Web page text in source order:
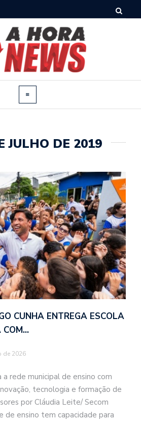
JULHO DE 2019
CUNHA ENTREGA ESCOLA
COM…
de 2026
a rede municipal de ensino com
tecnologia e formação de
por Cláudia Leite/ Secom
de ensino tem capacidade para